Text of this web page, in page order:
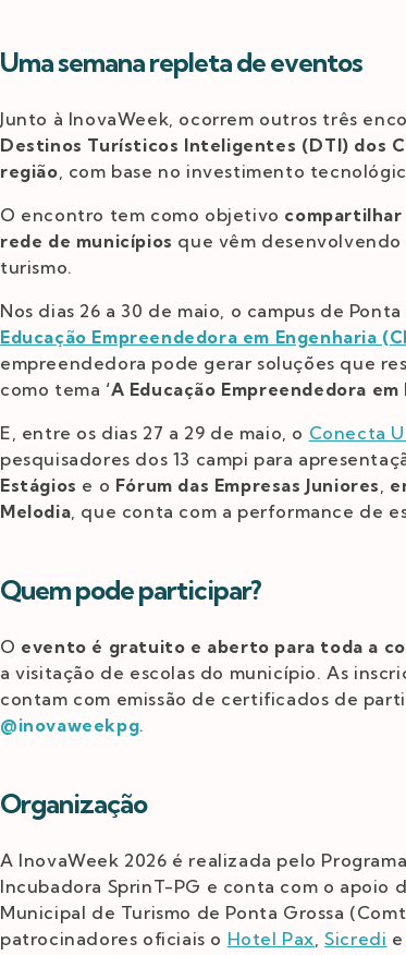
Uma semana repleta de eventos
Junto à InovaWeek, ocorrem outros três
Destinos Turísticos Inteligentes (DTI) dos
região , com base no investimento
O encontro tem como objetivo
rede de municípios que vêm
turismo.
Nos dias 26 a 30 de maio, o campus de
Educação Empreendedora em Engenharia
empreendedora pode gerar soluções que
como tema ‘A Educação Empreendedora
E, entre os dias 27 a 29 de maio, o Conecta
pesquisadores dos 13 campi para
Estágios e o Fórum das Empresas Juniores
Melodia , que conta com a performance de
Quem pode participar?
O evento é gratuito e aberto para toda a
a visitação de escolas do município. As
contam com emissão de certificados de
@inovaweekpg.
Organização
A InovaWeek 2026 é realizada pelo
Incubadora SprinT-PG e conta com o apoio
Municipal de Turismo de Ponta Grossa
patrocinadores oficiais o Hotel Pax Sicredi e